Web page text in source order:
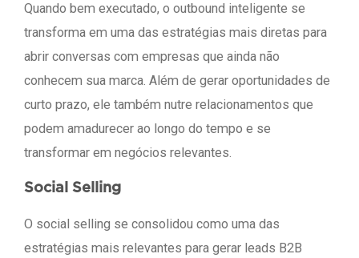
Quando bem executado, o outbound inteligente se
transforma em uma das estratégias mais diretas para
abrir conversas com empresas que ainda não
conhecem sua marca. Além de gerar oportunidades de
curto prazo, ele também nutre relacionamentos que
podem amadurecer ao longo do tempo e se
transformar em negócios relevantes.
Social Selling
O social selling se consolidou como uma das
estratégias mais relevantes para gerar leads B2B